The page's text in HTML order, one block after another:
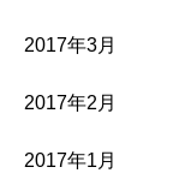
2017年3月
2017年2月
2017年1月